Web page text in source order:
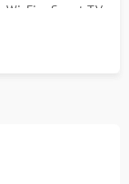
Wi-Fi и Smart TV
часов.